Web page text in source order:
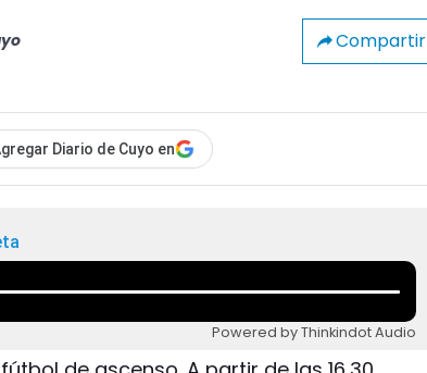
Compartir
Diario de Cuyo en
Powered by Thinkindot Audio